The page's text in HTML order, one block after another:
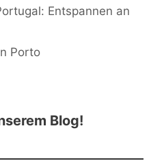
Entspannen an
Porto
Blog!